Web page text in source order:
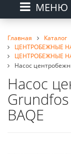
МЕНЮ
Главная Каталог
ЦЕНТРОБЕЖНЫЕ
ЦЕНТРОБЕЖНЫЕ
Насос
Насос
BAQE